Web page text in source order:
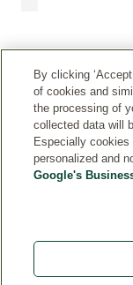
Spedizione
gratuita
A partire da
45€
Consegna
2/3 giorni
lavorativi
sicuri
Carta
Paypal
By clicking
of cookies and
the processing of
collected data will
Especially
personalized and
Google's